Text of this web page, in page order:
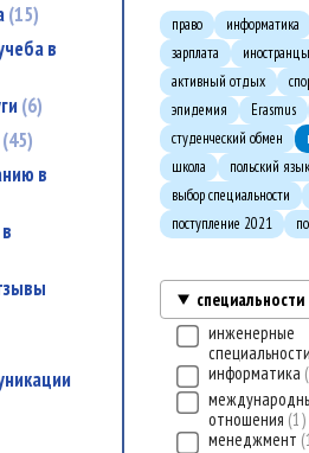
15
6
45
право информатика
зарплата
активный отдых
эпидемия
Erasmus
студенческий обмен
школа
польский язык
выбор специальности
поступление 2021
специальности
инженерные
специальности
информатика
отношения 1
менеджмент